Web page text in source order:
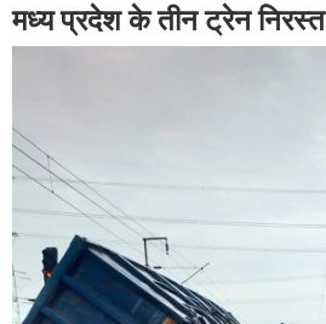
मध्य प्रदेश के तीन ट्रेन निरस्त